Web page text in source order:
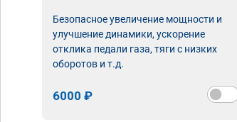
Безопасное увеличение мощности и
улучшение динамики, ускорение
отклика педали газа, тяги с низких
оборотов и т.д.
6000 ₽